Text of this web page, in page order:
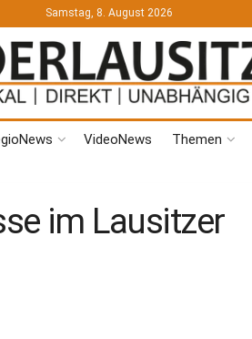
Samstag, 8. August 2026
VideoNews Themen
im Lausitzer